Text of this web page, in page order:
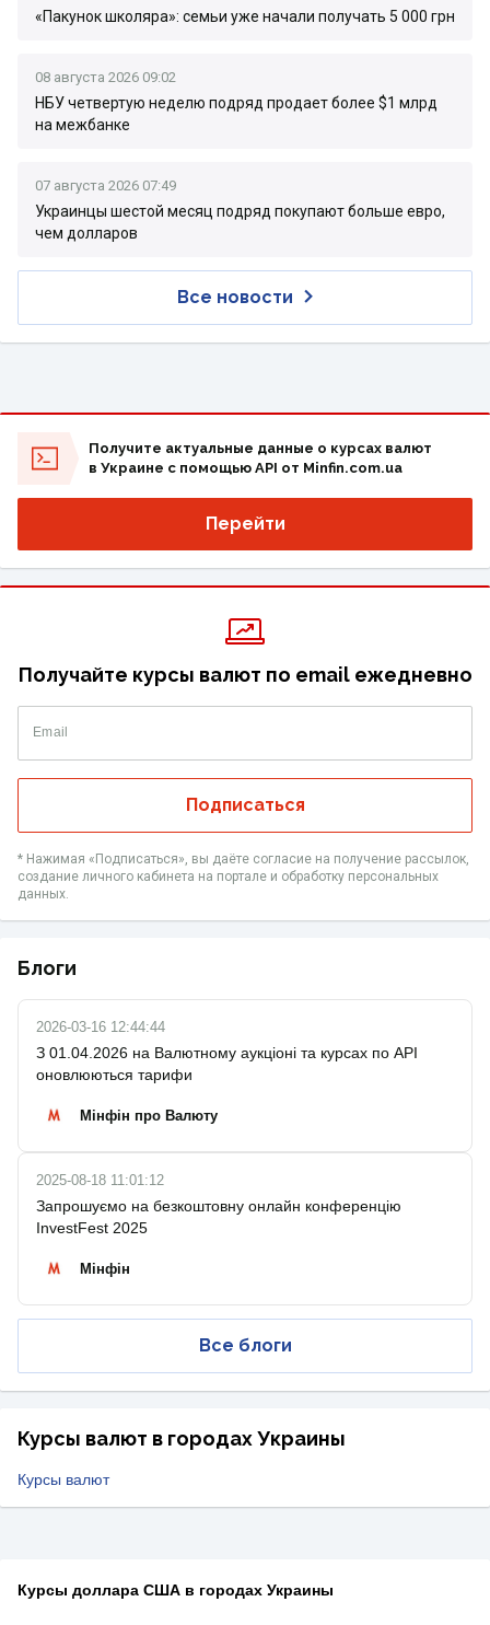
«Пакунок школяра»: семьи уже начали получать 5 000 грн
08 августа 2026 09:02
НБУ четвертую неделю подряд продает более $1 млрд
на межбанке
07 августа 2026 07:49
Украинцы шестой месяц подряд покупают больше евро,
чем долларов
Все новости
Получите актуальные данные о курсах валют
в Украине с помощью API от Minfin.com.ua
Перейти
Получайте курсы валют по email ежедневно
Email
Подписаться
* Нажимая «‎Подписаться», вы даёте согласие на получение рассылок,
создание личного кабинета на портале и обработку персональных
данных.
Блоги
2026-03-16 12:44:44
З 01.04.2026 на Валютному аукціоні та курсах по API
оновлюються тарифи
Мінфін про Валюту
2025-08-18 11:01:12
Запрошуємо на безкоштовну онлайн конференцію
InvestFest 2025
Мінфін
Все блоги
Курсы валют в городах Украины
Курсы валют
Курсы доллара США в городах Украины